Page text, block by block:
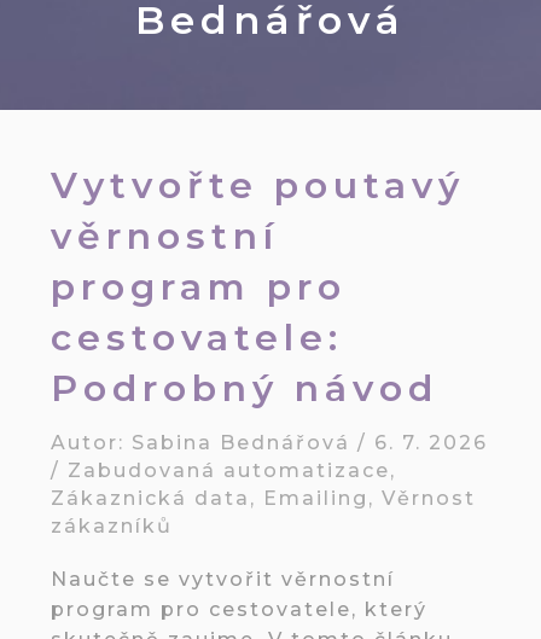
Bednářová
Vytvořte poutavý
věrnostní
program pro
cestovatele:
Podrobný návod
Autor: Sabina Bednářová / 6. 7. 2026
/ Zabudovaná automatizace,
Zákaznická data , Emailing ,Věrnost
zákazníků
Naučte se vytvořit věrnostní
program pro cestovatele, který